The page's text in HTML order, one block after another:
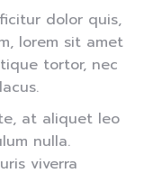
dolor quis,
lorem sit amet
tortor, nec
at aliquet leo
nulla.
viverra